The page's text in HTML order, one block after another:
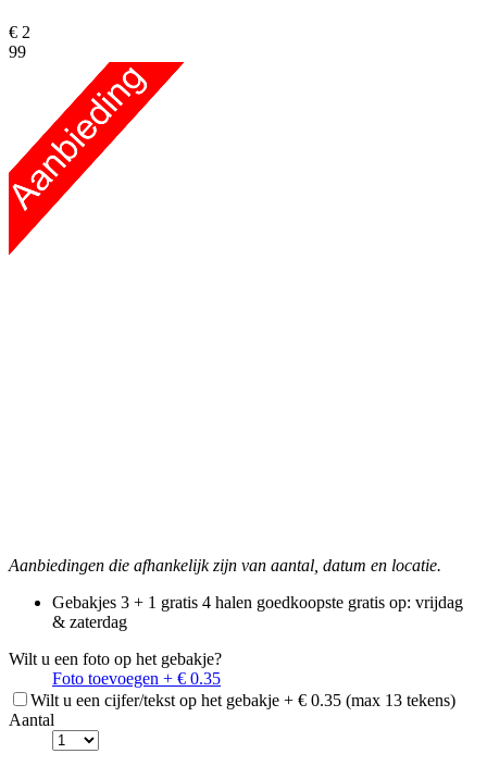
€ 2
99
Aanbiedingen die afhankelijk zijn van aantal, datum en locatie.
Gebakjes 3 + 1 gratis 4 halen goedkoopste gratis op: vrijdag
& zaterdag
Wilt u een foto op het gebakje?
Foto toevoegen + € 0.35
Wilt u een cijfer/tekst op het gebakje + € 0.35 (max 13 tekens)
Aantal